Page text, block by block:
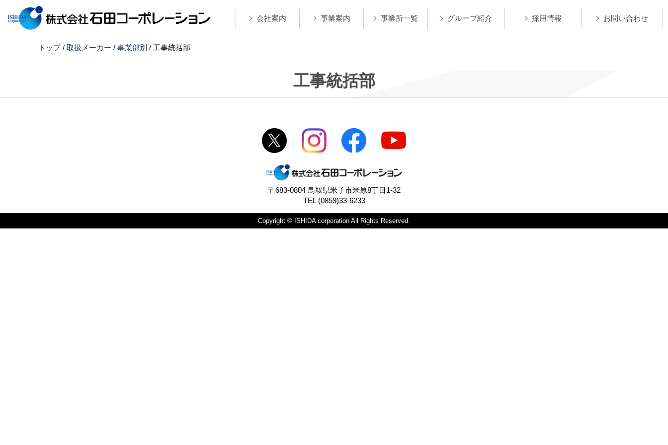
このページの本文へ
会社案内 事業案内 事業所一覧 グループ紹介 採用情報 お問い合わせ
現
トップ/ 取扱メーカー / 事業部別 / 工事統括部
工事統括部
〒683-0804 鳥取県米子市米原8丁目1-32
TEL (0859)33-6233
Copyright © ISHIDA corporation All Rights Reserved.